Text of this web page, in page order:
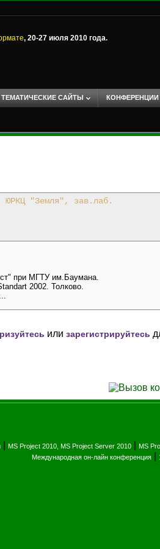
, 20-27 июля 2010 года.
ТЕМАТИЧЕСКИЕ САЙТЫ КОНФЕРЕНЦИИ
ЮРКЦ "Земля", зав.лаб.
при МГТУ им.Баумана.
2002. Толково.
или зарегистрируйтесь
MS Project 2010, MS Project Server 2010 MS
Международная он-лайн конференция|